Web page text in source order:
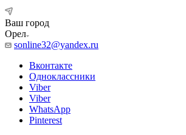
Ваш город
Орел
sonline32@yandex.ru
Вконтакте
Одноклассники
Viber
Viber
WhatsApp
Pinterest